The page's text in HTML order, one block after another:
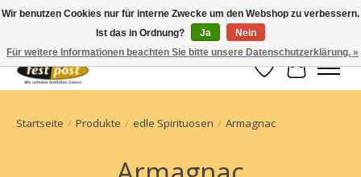
Champagner einfach geschickt
Wunschzettel
Ihr
Startseite / Produkte / edle Spirituosen / Armagnac
Wir benutzen Cookies nur für interne Zwecke um den Webshop zu verbessern.
Ist das in Ordnung?
Ja
Nein
Für weitere Informationen beachten Sie bitte unsere Datenschutzerklärung. »